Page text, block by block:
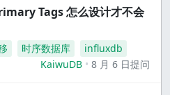
Tags 怎么设计才不会
时序数据库
influxdb
KaiwuDB
8 月 6 日提问